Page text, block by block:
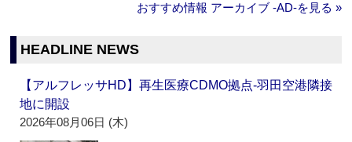
おすすめ情報 アーカイブ ‐AD‐を見る »
HEADLINE NEWS
【アルフレッサHD】再生医療CDMO拠点‐羽田空港隣接
地に開設
2026年08月06日 (木)